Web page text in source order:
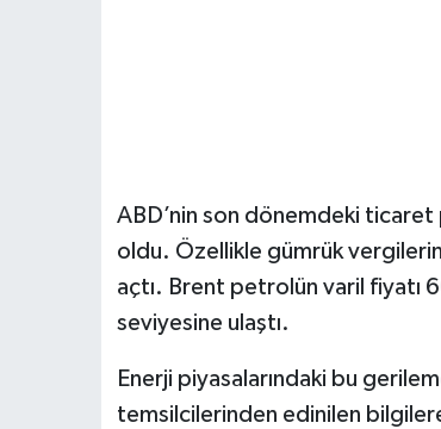
ABD’nin son dönemdeki ticaret
oldu. Özellikle gümrük
açtı. Brent petrolün varil fiyatı
seviyesine ulaştı.
Enerji piyasalarındaki bu
temsilcilerinden edinilen